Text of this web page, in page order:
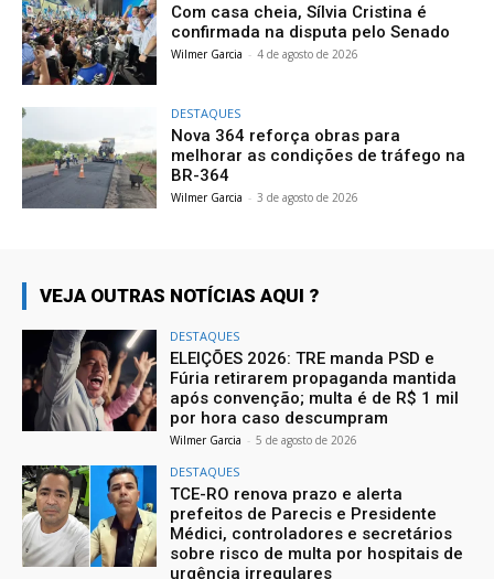
Com casa cheia, Sílvia Cristina é
confirmada na disputa pelo Senado
Wilmer Garcia - 4 de agosto de 2026
DESTAQUES
Nova 364 reforça obras para
melhorar as condições de tráfego na
BR-364
Wilmer Garcia - 3 de agosto de 2026
VEJA OUTRAS NOTÍCIAS AQUI ?
DESTAQUES
ELEIÇÕES 2026: TRE manda PSD e
Fúria retirarem propaganda mantida
após convenção; multa é de R$ 1 mil
por hora caso descumpram
Wilmer Garcia - 5 de agosto de 2026
DESTAQUES
TCE-RO renova prazo e alerta
prefeitos de Parecis e Presidente
Médici, controladores e secretários
sobre risco de multa por hospitais de
urgência irregulares